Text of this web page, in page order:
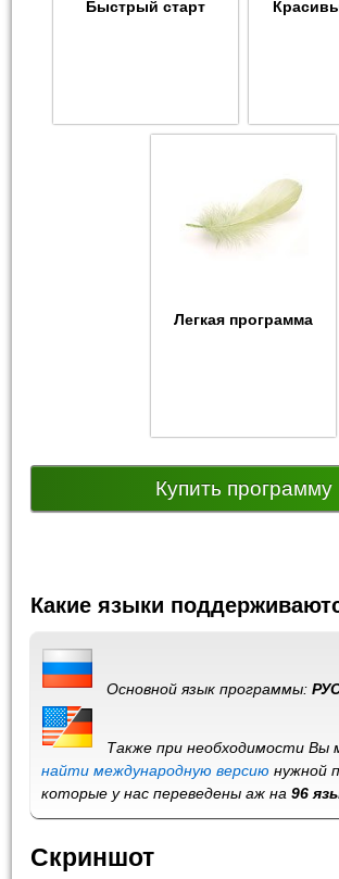
Быстрый старт
Легкая программа
Купить программу
Какие языки
Основной язык программы:
Также при необходимости Вы
найти международную версию нужной
которые у нас переведены аж на96
Скриншот